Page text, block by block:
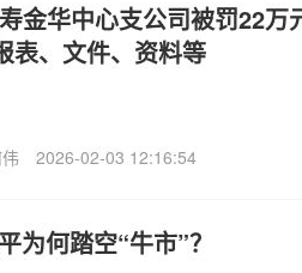
金华中心支公司被罚22万
表、文件、资料等
2026-02-03 12:16:54
为何踏空“牛市”？